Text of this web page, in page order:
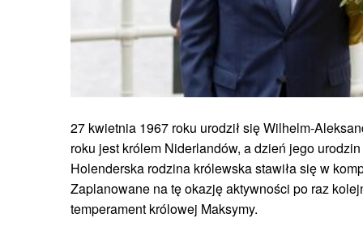
27 kwietnia 1967 roku urodził się Wilhelm-
roku jest królem Niderlandów, a dzień jego
Holenderska rodzina królewska stawiła się w
Zaplanowane na tę okazję aktywności po raz
temperament królowej Maksymy.